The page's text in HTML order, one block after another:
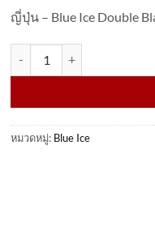
ญี่ปุ่น – Blue Ice Double
หมวดหมู่: Blue Ice